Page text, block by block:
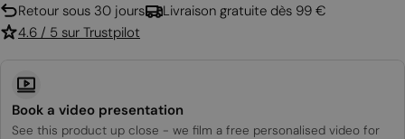
Retour sous 30 jours
Livraison gratuite dès 99 €
4.6 / 5 sur Trustpilot
Book a video presentation
See this product up close - we film a free personalised video for